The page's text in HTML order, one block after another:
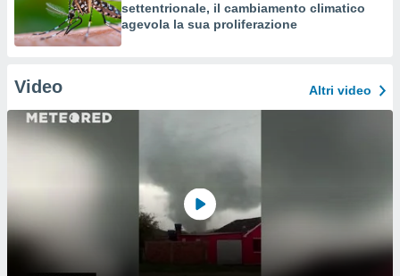
settentrionale, il cambiamento climatico
agevola la sua proliferazione
Video Altri video